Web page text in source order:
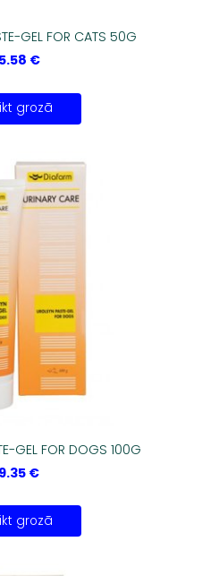
GEL FOR CATS 50G
5.58 €
grozā
GEL FOR DOGS 100G
9.35 €
grozā